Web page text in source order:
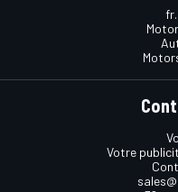
Votre